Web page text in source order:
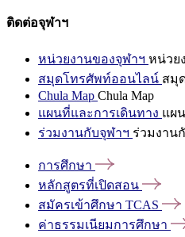
ติดต่อจุฬาฯ
หน่วยงานของจุฬาฯ หน่วย
สมุดโทรศัพท์ออนไลน์ สมุ
Chula Map Chula Map
แผนที่และการเดินทาง แผ
ร่วมงานกับจุฬาฯ ร่วมงาน
การศึกษา
หลักสูตรที่เปิดสอน
สมัครเข้าศึกษา TCAS
ค่าธรรมเนียมการศึกษา